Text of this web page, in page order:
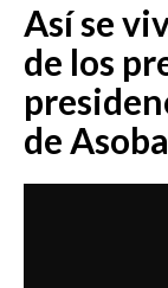
Así se
de los
de